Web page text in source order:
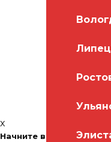
x
Начните водить уже